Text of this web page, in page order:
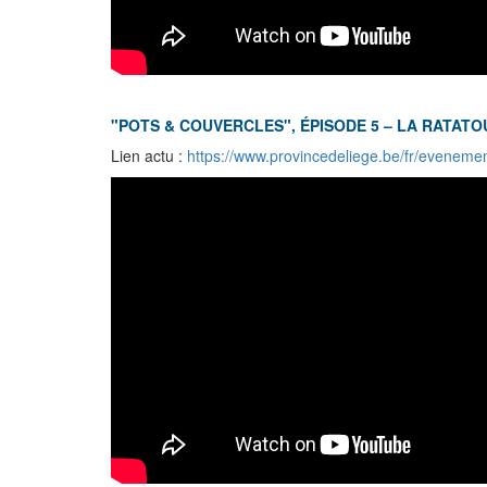
"POTS & COUVERCLES", ÉPISODE 5 – LA
Lien actu : https://www.provincedeliege.be/fr/